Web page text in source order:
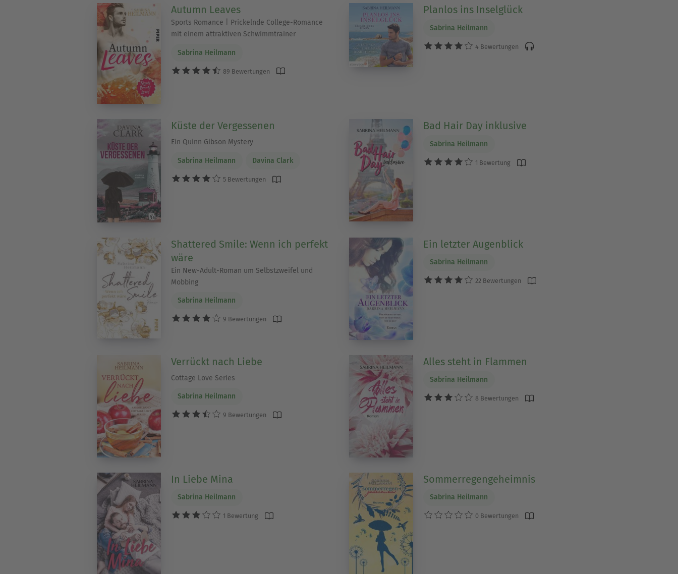
Autumn Leaves
Sports Romance | Prickelnde College-Romance
mit einem attraktiven Schwimmtrainer
Sabrina Heilmann
89 Bewertungen
Planlos ins Inselglück
Sabrina Heilmann
4 Bewertungen
Küste der Vergessenen
Ein Quinn Gibson Mystery
Sabrina Heilmann Davina Clark
5 Bewertungen
Bad Hair Day inklusive
Sabrina Heilmann
1 Bewertung
Shattered Smile: Wenn ich perfekt
wäre
Ein New-Adult-Roman um Selbstzweifel und
Mobbing
Sabrina Heilmann
9 Bewertungen
Ein letzter Augenblick
Sabrina Heilmann
22 Bewertungen
Verrückt nach Liebe
Cottage Love Series
Sabrina Heilmann
9 Bewertungen
Alles steht in Flammen
Sabrina Heilmann
8 Bewertungen
In Liebe Mina
Sabrina Heilmann
1 Bewertung
Sommerregengeheimnis
Sabrina Heilmann
0 Bewertungen